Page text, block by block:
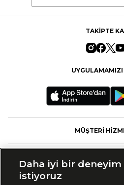
TAKİPTE
MÜŞTERİ
Daha iyi bir
istiyoruz